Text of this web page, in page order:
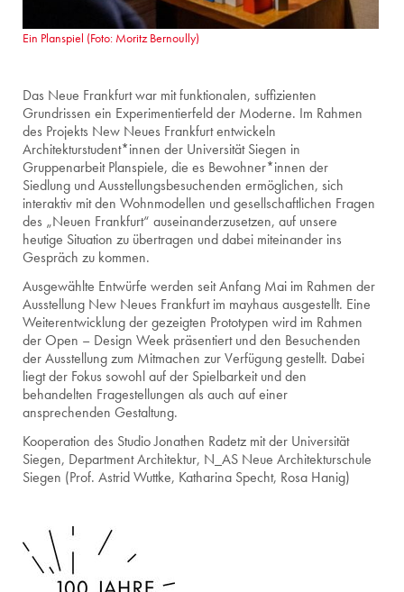
Ein Planspiel (Foto: Moritz Bernoully)
Das Neue Frankfurt war mit funktionalen, suffizienten
Grundrissen ein Experimentierfeld der Moderne. Im Rahmen
des Projekts New Neues Frankfurt entwickeln
Architekturstudent*innen der Universität Siegen in
Gruppenarbeit Planspiele, die es Bewohner*innen der
Siedlung und Ausstellungsbesuchenden ermöglichen, sich
interaktiv mit den Wohnmodellen und gesellschaftlichen Fragen
des „Neuen Frankfurt“ auseinanderzusetzen, auf unsere
heutige Situation zu übertragen und dabei miteinander ins
Gespräch zu kommen.
Ausgewählte Entwürfe werden seit Anfang Mai im Rahmen der
Ausstellung New Neues Frankfurt im mayhaus ausgestellt. Eine
Weiterentwicklung der gezeigten Prototypen wird im Rahmen
der Open – Design Week präsentiert und den Besuchenden
der Ausstellung zum Mitmachen zur Verfügung gestellt. Dabei
liegt der Fokus sowohl auf der Spielbarkeit und den
behandelten Fragestellungen als auch auf einer
ansprechenden Gestaltung.
Kooperation des Studio Jonathen Radetz mit der Universität
Siegen, Department Architektur, N_AS Neue Architekturschule
Siegen (Prof. Astrid Wuttke, Katharina Specht, Rosa Hanig)